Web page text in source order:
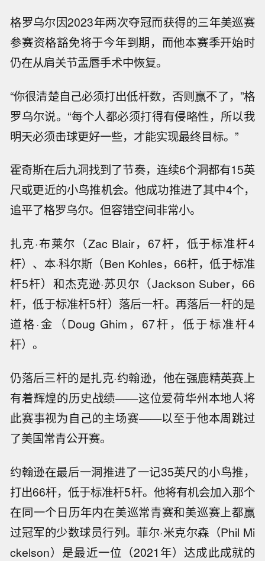
格罗乌尔因2023年两次夺冠而获得的三年美巡赛
参赛资格豁免将于今年到期，而他本赛季开始时
仍在从肩关节盂唇手术中恢复。
“你很清楚自己必须打出低杆数，否则赢不了，”格
罗乌尔说。“每个人都必须打得有侵略性，所以我
明天必须击球更好一些，才能实现最终目标。”
霍奇斯在后九洞找到了节奏，连续6个洞都有15英
尺或更近的小鸟推机会。他成功推进了其中4个，
追平了格罗乌尔。但容错空间非常小。
扎克·布莱尔（Zac Blair，67杆，低于标准杆4
杆）、本·科尔斯（Ben Kohles，66杆，低于标准
杆5杆）和杰克逊·苏贝尔（Jackson Suber，66
杆，低于标准杆5杆）落后一杆。再落后一杆的是
道格·金（Doug Ghim，67杆，低于标准杆4
杆）。
仍落后三杆的是扎克·约翰逊，他在强鹿精英赛上
有着辉煌的历史战绩——这位爱荷华州本地人将
此赛事视为自己的主场赛——以至于他本周跳过
了美国常青公开赛。
约翰逊在最后一洞推进了一记35英尺的小鸟推，
打出66杆，低于标准杆5杆。他将有机会加入那个
在同一个日历年内在美巡常青赛和美巡赛上都赢
过冠军的少数球员行列。菲尔·米克尔森（Phil Mi
ckelson）是最近一位（2021年）达成此成就的